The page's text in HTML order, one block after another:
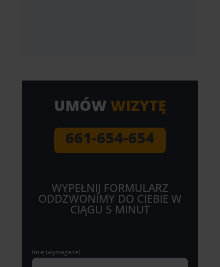
UMÓW WIZYTĘ
661-654-654
WYPEŁNIJ FORMULARZ
ODDZWONIMY DO CIEBIE W
CIĄGU 5 MINUT
Imię (wymagane)